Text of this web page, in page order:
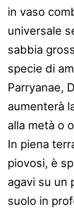
in vaso
universale
sabbia
specie di
Parryanae,
aumenterà
alla metà o
In piena
piovosi, è
agavi su un
suolo in